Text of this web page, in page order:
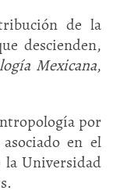
de la
descienden,
Mexicana,
por
en el
la Universidad